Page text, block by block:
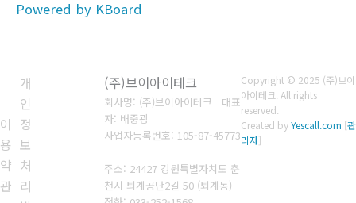
Powered by KBoard
이
용
약
관
개
인
정
보
처
리
(주)브이아이테크
회사명: (주)브이아이테크 대표
자: 배중광
사업자등록번호: 105-87-45773
주소: 24427 강원특별자치도 춘
천시 퇴계공단2길 50 (퇴계동)
Copyright © 2025 (주)브이
아이테크. All rights
reserved.
Created byYescall.com [관
리자]